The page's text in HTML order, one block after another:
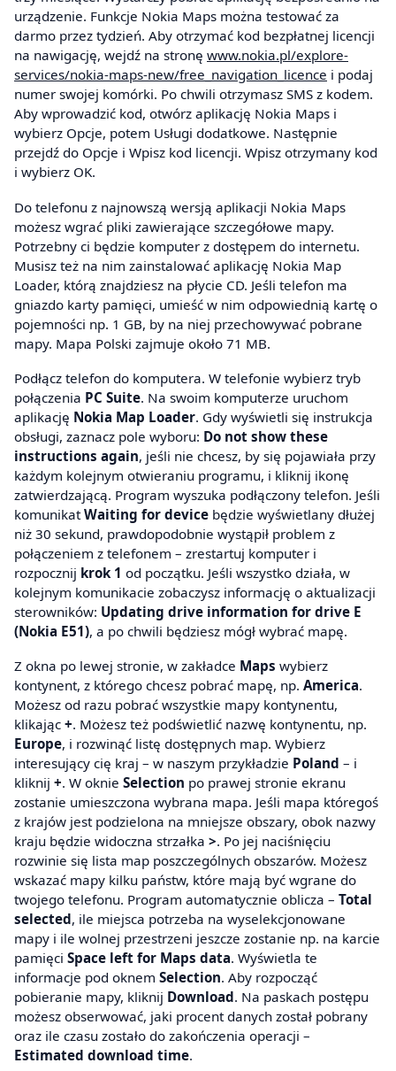
urządzenie. Funkcje Nokia Maps można testować za
darmo przez tydzień. Aby otrzymać kod bezpłatnej licencji
na nawigację, wejdź na stronę www.nokia.pl/explore-
services/nokia-maps-new/free_navigation_licence i podaj
numer swojej komórki. Po chwili otrzymasz SMS z kodem.
Aby wprowadzić kod, otwórz aplikację Nokia Maps i
wybierz Opcje, potem Usługi dodatkowe. Następnie
przejdź do Opcje i Wpisz kod licencji. Wpisz otrzymany kod
i wybierz OK.
Do telefonu z najnowszą wersją aplikacji Nokia Maps
możesz wgrać pliki zawierające szczegółowe mapy.
Potrzebny ci będzie komputer z dostępem do internetu.
Musisz też na nim zainstalować aplikację Nokia Map
Loader, którą znajdziesz na płycie CD. Jeśli telefon ma
gniazdo karty pamięci, umieść w nim odpowiednią kartę o
pojemności np. 1 GB, by na niej przechowywać pobrane
mapy. Mapa Polski zajmuje około 71 MB.
Podłącz telefon do komputera. W telefonie wybierz tryb
połączenia PC Suite. Na swoim komputerze uruchom
aplikację Nokia Map Loader. Gdy wyświetli się instrukcja
obsługi, zaznacz pole wyboru: Do not show these
instructions again, jeśli nie chcesz, by się pojawiała przy
każdym kolejnym otwieraniu programu, i kliknij ikonę
zatwierdzającą. Program wyszuka podłączony telefon. Jeśli
komunikatWaiting for device będzie wyświetlany dłużej
niż 30 sekund, prawdopodobnie wystąpił problem z
połączeniem z telefonem – zrestartuj komputer i
rozpocznij krok 1 od początku. Jeśli wszystko działa, w
kolejnym komunikacie zobaczysz informację o aktualizacji
sterowników: Updating drive information for drive E
(Nokia E51), a po chwili będziesz mógł wybrać mapę.
Z okna po lewej stronie, w zakładce Maps wybierz
kontynent, z którego chcesz pobrać mapę, np. America.
Możesz od razu pobrać wszystkie mapy kontynentu,
klikając +. Możesz też podświetlić nazwę kontynentu, np.
Europe, i rozwinąć listę dostępnych map. Wybierz
interesujący cię kraj – w naszym przykładzie Poland – i
kliknij +. W oknie Selection po prawej stronie ekranu
zostanie umieszczona wybrana mapa. Jeśli mapa któregoś
z krajów jest podzielona na mniejsze obszary, obok nazwy
kraju będzie widoczna strzałka >. Po jej naciśnięciu
rozwinie się lista map poszczególnych obszarów. Możesz
wskazać mapy kilku państw, które mają być wgrane do
twojego telefonu. Program automatycznie oblicza – Total
selected, ile miejsca potrzeba na wyselekcjonowane
mapy i ile wolnej przestrzeni jeszcze zostanie np. na karcie
pamięci Space left for Maps data. Wyświetla te
informacje pod oknem Selection. Aby rozpocząć
pobieranie mapy, kliknij Download. Na paskach postępu
możesz obserwować, jaki procent danych został pobrany
oraz ile czasu zostało do zakończenia operacji –
Estimated download time.